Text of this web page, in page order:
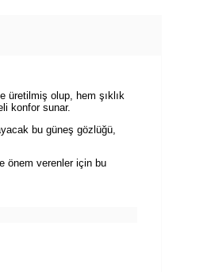
üretilmiş olup, hem şıklık
konfor sunar.
bu güneş gözlüğü,
önem verenler için bu